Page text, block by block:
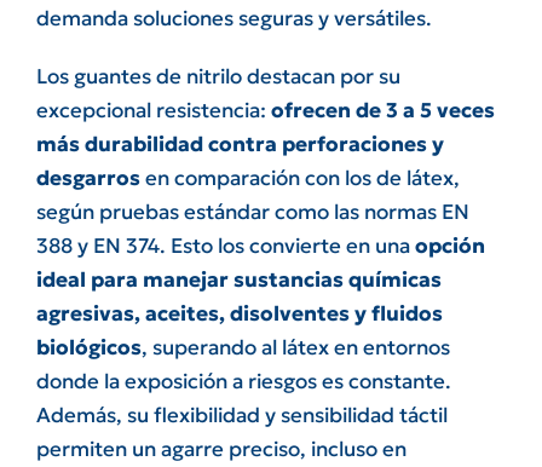
demanda soluciones seguras y versátiles.
Los guantes de nitrilo destacan por su
excepcional resistencia: ofrecen de 3 a 5 veces
más durabilidad contra perforaciones y
desgarrosen comparación con los de látex,
según pruebas estándar como las normas EN
388 y EN 374. Esto los convierte en unaopción
ideal para manejar sustancias químicas
agresivas, aceites, disolventes y fluidos
biológicos, superando al látex en entornos
donde la exposición a riesgos es constante.
Además, su flexibilidad y sensibilidad táctil
permiten un agarre preciso, incluso en